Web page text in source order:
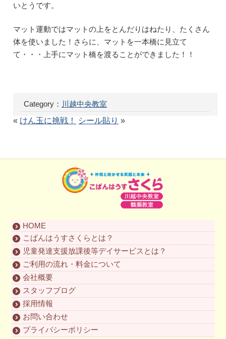
いとうです。
マット運動ではマットの上をとんだりはねたり、たくさん
体を使いました！さらに、マットを一本橋に見立て
て・・・上手にマット橋を渡ることができました！！
Category： 川越中央教室
« けん玉に挑戦！ シール貼り »
HOME
こぱんはうすさくらとは？
児童発達支援放課後等デイサービスとは？
ご利用の流れ・料金について
会社概要
スタッフブログ
採用情報
お問い合わせ
プライバシーポリシー